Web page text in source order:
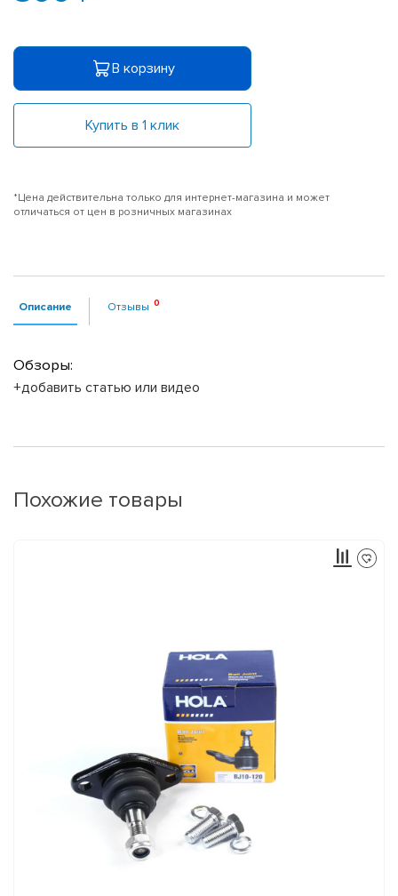
В корзину
Купить в 1 клик
*Цена действительна только для интернет-магазина и может
отличаться от цен в розничных магазинах
Описание Отзывы
Обзоры:
+добавить статью или видео
Похожие товары